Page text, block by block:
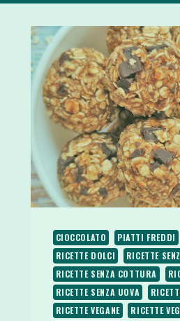
CIOCCOLATO PIATTI FREDDI
RICETTE DOLCI
RICETTE
RICETTE SENZA COTTURA
RICETTE SENZA UOVA
RICETTE VEGANE
RICETTE